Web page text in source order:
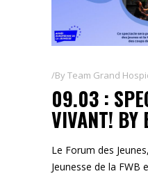
ByTeam Grand
09.03 :
VIVANT! BY
Le Forum des
Jeunesse de la FWB